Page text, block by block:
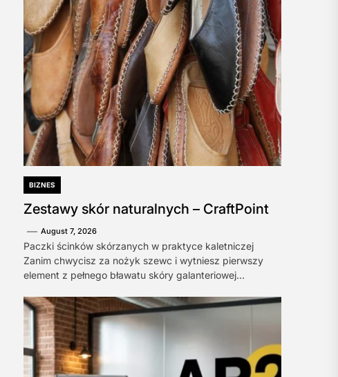
BIZNES
Zestawy skór naturalnych – CraftPoint
August 7, 2026
Paczki ścinków skórzanych w praktyce kaletniczej
Zanim chwycisz za nożyk szewc i wytniesz pierwszy
element z pełnego bławatu skóry galanteriowej...